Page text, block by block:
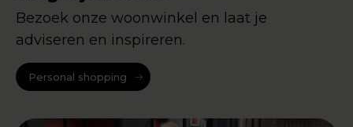
Bezoek onze woonwinkel en laat je
adviseren en inspireren.
Personal shopping